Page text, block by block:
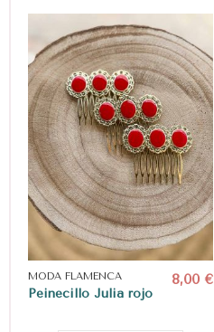
MODA FLAMENCA
Peinecillo Julia rojo
8,00 €